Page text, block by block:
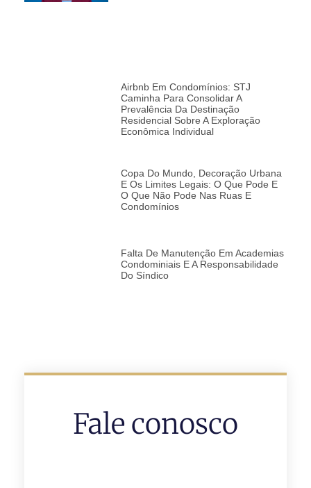
Airbnb Em Condomínios: STJ
Caminha Para Consolidar A
Prevalência Da Destinação
Residencial Sobre A Exploração
Econômica Individual
Copa Do Mundo, Decoração Urbana
E Os Limites Legais: O Que Pode E
O Que Não Pode Nas Ruas E
Condomínios
Falta De Manutenção Em Academias
Condominiais E A Responsabilidade
Do Síndico
Fale conosco